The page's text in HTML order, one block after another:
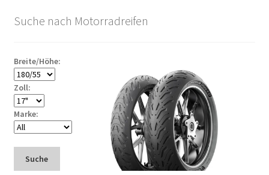
Suche nach Motorradreifen
Breite/Höhe:
Zoll:
Marke:
Suche